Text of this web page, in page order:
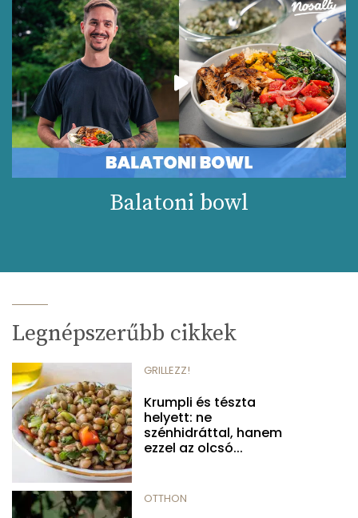
Balatoni bowl
Legnépszerűbb cikkek
GRILLEZZ!
Krumpli és tészta
helyett: ne
szénhidráttal, hanem
ezzel az olcsó...
OTTHON